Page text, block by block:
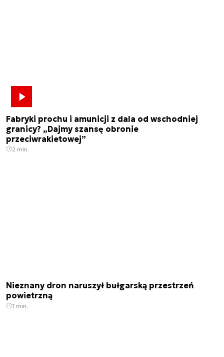
Fabryki prochu i amunicji z dala od wschodniej
granicy? „Dajmy szansę obronie
przeciwrakietowej”
2 min.
Nieznany dron naruszył bułgarską przestrzeń
powietrzną
1 min.